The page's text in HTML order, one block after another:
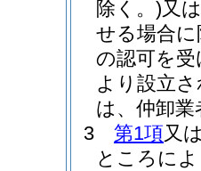
除く。)又
せる場合
の認可を
より設立
は、仲卸
3
第1項又
ところに